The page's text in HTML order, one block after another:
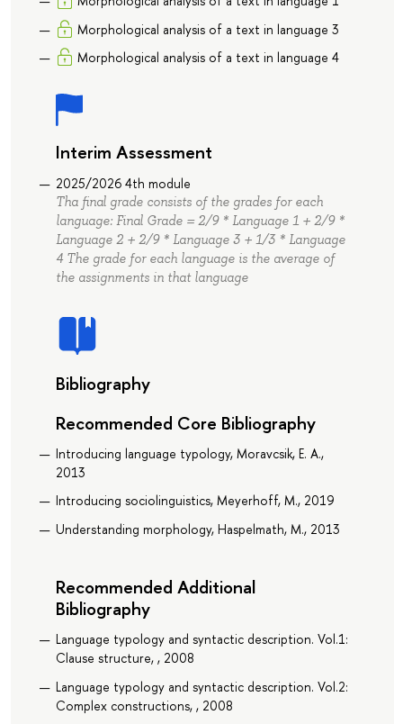
Morphological analysis of a text in language 3
Morphological analysis of a text in language 4
Interim Assessment
2025/2026 4th module
Tha final grade consists of the grades for each
language: Final Grade = 2/9 * Language 1 + 2/9 *
Language 2 + 2/9 * Language 3 + 1/3 * Language
4 The grade for each language is the average of
the assignments in that language
Bibliography
Recommended Core Bibliography
Introducing language typology, Moravcsik, E. A.,
2013
Introducing sociolinguistics, Meyerhoff, M., 2019
Understanding morphology, Haspelmath, M., 2013
Recommended Additional
Bibliography
Language typology and syntactic description. Vol.1:
Clause structure, , 2008
Language typology and syntactic description. Vol.2:
Complex constructions, , 2008